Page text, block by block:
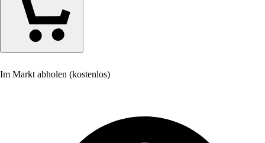
Im Markt abholen (kostenlos)